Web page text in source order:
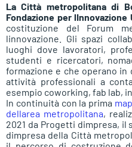
La Città metropolitana di
Fondazione per lInnovazione
costituzione del Forum
linnovazione. Gli spazi
luoghi dove lavoratori,
studenti e ricercatori,
formazione e che operano
attività professionali a
esempio coworking, fab lab,
In continuità con la prima
dellarea metropolitana,
2021 da Progetti dimpresa,
dimpresa della Città